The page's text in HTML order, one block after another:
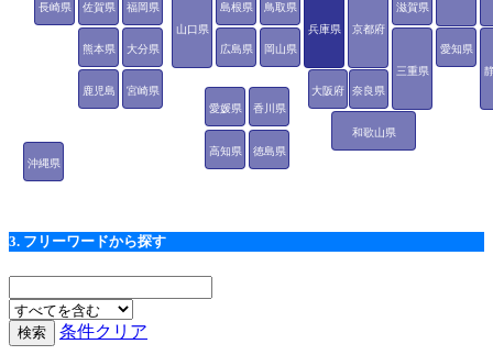
愛知県
三重県
滋賀県
京都府
大阪府
兵庫県
奈良県
和歌山県
鳥取県
島根県
岡山県
広島県
山口県
徳島県
香川県
愛媛県
高知県
福岡県
佐賀県
長崎県
熊本県 大分県
宮崎県
鹿児島
沖縄県
3. フリーワードから探す
条件クリア